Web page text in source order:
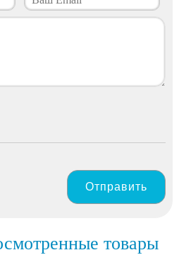
Отправить
товары